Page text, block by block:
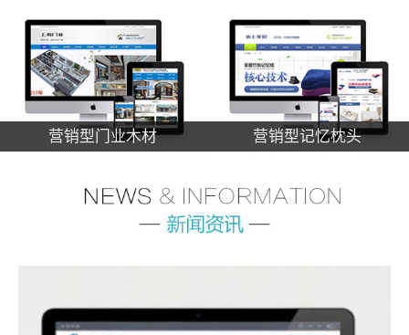
营销型门业木材 营销型记忆枕头